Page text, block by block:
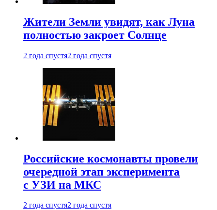
Жители Земли увидят, как Луна
полностью закроет Солнце
2 года спустя2 года спустя
Российские космонавты провели
очередной этап эксперимента
с УЗИ на МКС
2 года спустя2 года спустя